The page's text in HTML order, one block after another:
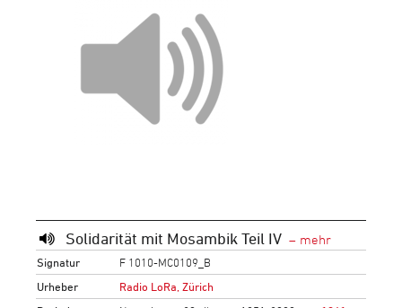
Solidarität mit Mosambik Teil IV
Signatur
F 1010-MC0109_B
Urheber
Radio LoRa, Zürich